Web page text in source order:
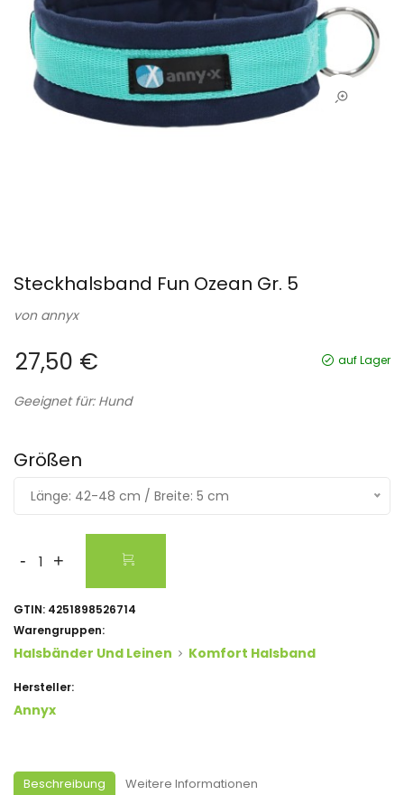
Steckhalsband Fun Ozean Gr. 5
von annyx
27,50 € auf Lager
Geeignet für: Hund
Größen
Länge: 42-48 cm / Breite: 5 cm
- +
GTIN: 4251898526714
Warengruppen:
Halsbänder Und Leinen Komfort Halsband
Hersteller:
Annyx
Beschreibung Weitere Informationen